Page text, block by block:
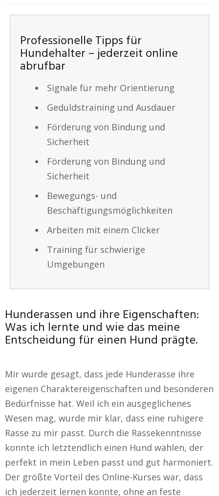
Professionelle Tipps für
Hundehalter – jederzeit online
abrufbar
Signale für mehr Orientierung
Geduldstraining und Ausdauer
Förderung von Bindung und
Sicherheit
Förderung von Bindung und
Sicherheit
Bewegungs- und
Beschäftigungsmöglichkeiten
Arbeiten mit einem Clicker
Training für schwierige
Umgebungen
Hunderassen und ihre Eigenschaften:
Was ich lernte und wie das meine
Entscheidung für einen Hund prägte.
Mir wurde gesagt, dass jede Hunderasse ihre
eigenen Charaktereigenschaften und besonderen
Bedürfnisse hat. Weil ich ein ausgeglichenes
Wesen mag, wurde mir klar, dass eine ruhigere
Rasse zu mir passt. Durch die Rassekenntnisse
konnte ich letztendlich einen Hund wählen, der
perfekt in mein Leben passt und gut harmoniert.
Der größte Vorteil des Online-Kurses war, dass
ich jederzeit lernen konnte, ohne an feste